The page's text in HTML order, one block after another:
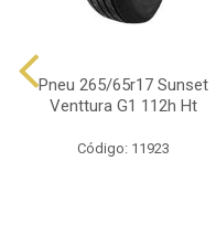
Pneu 265/65r17 Sunset
Venttura G1 112h Ht
Código: 11923